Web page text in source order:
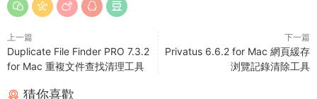
上一篇
Duplicate File Finder PRO 7.3.2
for Mac 重複文件查找清理工具
下一篇
Privatus 6.6.2 for Mac 網頁緩存
浏覽記錄清除工具
猜你喜歡